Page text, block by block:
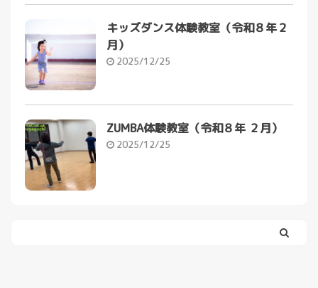
キッズダンス体験教室（令和８年２
月）
2025/12/25
ZUMBA体験教室（令和８年 ２月）
2025/12/25